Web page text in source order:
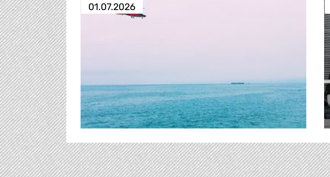
01.07.2026